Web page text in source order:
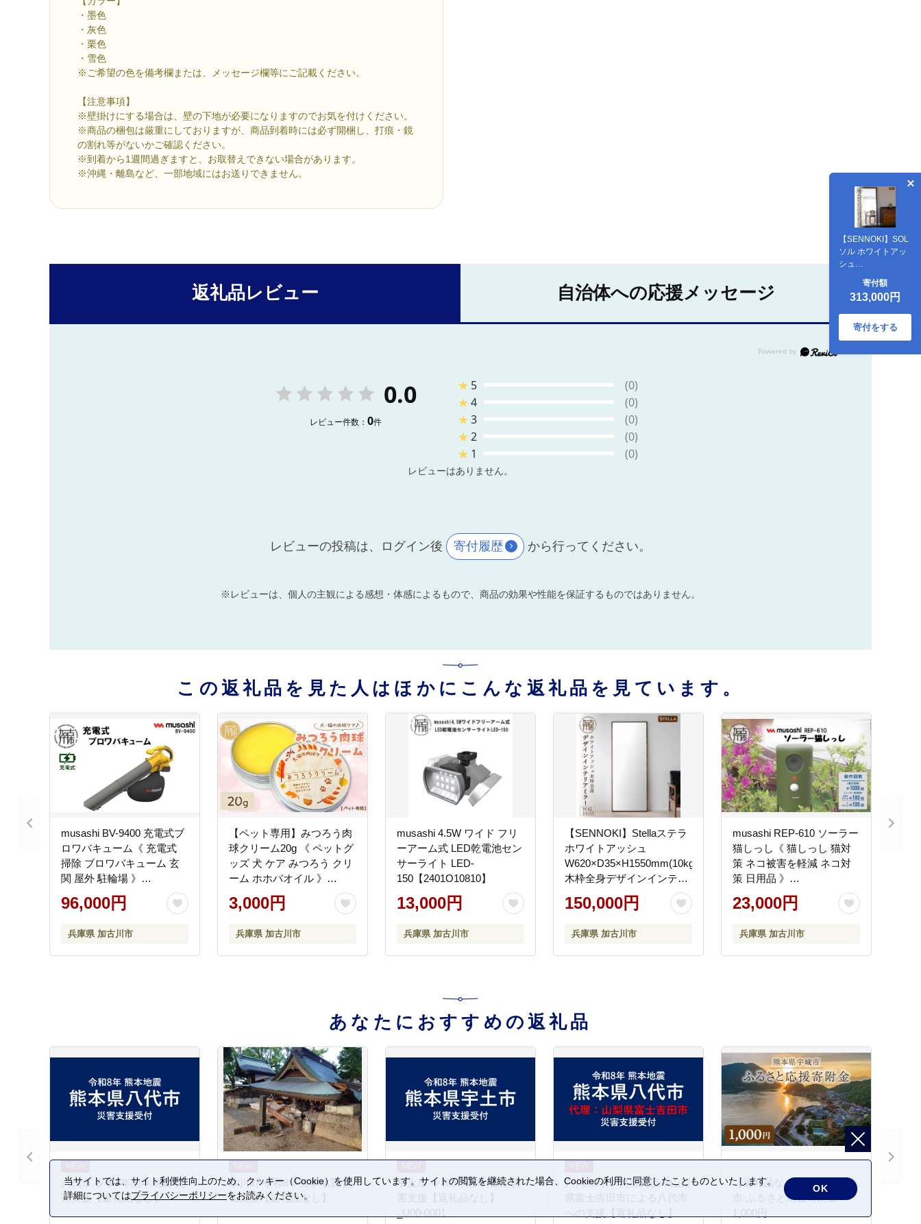
・墨色
・灰色
・栗色
・雪色
※ご希望の色を備考欄または、メッセージ欄等にご記載ください。
【注意事項】
※壁掛けにする場合は、壁の下地が必要になりますのでお気を付けください。
※商品の梱包は厳重にしておりますが、商品到着時には必ず開梱し、打痕・鏡
の割れ等がないかご確認ください。
※到着から1週間過ぎますと、お取替えできない場合があります。
※沖縄・離島など、一部地域にはお送りできません。
【SENNOKI】SOL
ソル ホワイトアッ
シュ
木枠全身デザイン
インテリアミラー
(4色)
【2431M05087】
寄付額
313,000円
寄付をする
返礼品レビュー 自治体への応援メッセージ
0.0
レビュー件数： 0件
★ 5
(0)
★4
(0)
★3
(0)
★2
(0)
★ 1 (0)
レビューはありません。
レビューの投稿は、ログイン後 寄付履歴 から行ってください。
※レビューは、個人の主観による感想・体感によるもので、商品の効果や性能を保証するものではありません。
この返礼品を見た人はほかにこんな返礼品を見ています。
musashi BV-9400 充電式ブ
ロワバキューム《 充電式
掃除 ブロワバキューム 玄
関 屋外 駐輪場 》
【2409O10824】
96,000円
兵庫県 加古川市
【ペット専用】みつろう肉
球クリーム20g 《 ペットグ
ッズ 犬 ケア みつろう クリ
ーム ホホバオイル 》
【2400N13309】
3,000円
兵庫県 加古川市
musashi 4.5W ワイド フリ
ーアーム式 LED乾電池セン
サーライト LED-
150【2401O10810】
13,000円
兵庫県 加古川市
【SENNOKI】Stellaステラ
ホワイトアッシュ
W620×D35×H1550mm(10kg)
木枠全身デザインインテリ
アミラー(4色)
【2415M05071】
150,000円
兵庫県 加古川市
musashi REP-610 ソーラー
猫しっし《 猫しっし 猫対
策 ネコ被害を軽減 ネコ対
策 日用品 》
【2402O10825】
23,000円
兵庫県 加古川市
あなたにおすすめの返礼品
八代市 令和8年熊本地震 災
害支援【返礼品なし】
氷川町 令和8年熊本地震 災
害支援【返礼品なし】
宇土市 令和8年熊本地震 災
害支援【返礼品なし】
_U00-0001
八代市向け 災害支援※山梨
県富士吉田市による八代市
への支援【返礼品なし】
【返礼品なし】熊本県宇城
市 ふるさと応援寄附金
1,000円
当サイトでは、サイト利便性向上のため、クッキー（Cookie）を使用しています。サイトの閲覧を継続された場合、Cookieの利用に同意したことものといたします。
詳細についてはプライバシーポリシーをお読みください。
OK